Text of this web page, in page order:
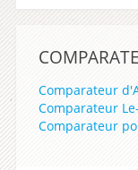
Comparateur
Comparateur
Comparateur